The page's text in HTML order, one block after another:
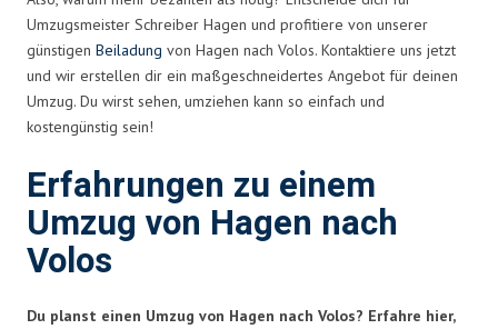
Umzugsmeister Schreiber Hagen und profitiere von unserer
günstigen Beiladung von Hagen nach Volos. Kontaktiere uns jetzt
und wir erstellen dir ein maßgeschneidertes Angebot für deinen
Umzug. Du wirst sehen, umziehen kann so einfach und
kostengünstig sein!
Erfahrungen zu einem
Umzug von Hagen nach
Volos
Du planst einen Umzug von Hagen nach Volos? Erfahre hier,